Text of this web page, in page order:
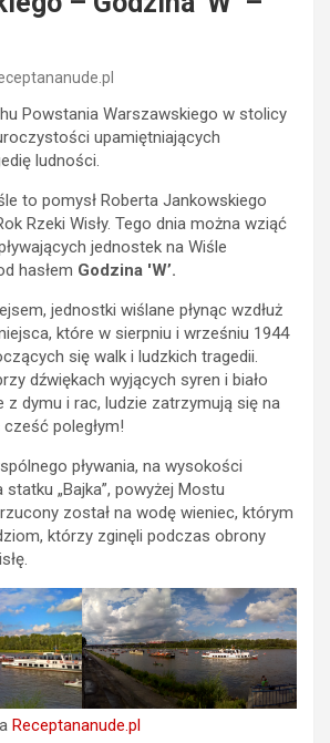
Powstania Warszawskiego w stolicy
upamiętniających
ludności.
to pomysł Roberta Jankowskiego
Rzeki Wisły. Tego dnia można wziąć
jednostek na Wiśle
hasłem Godzina 'W’.
jednostki wiślane płynąc wzdłuż
które w sierpniu i wrześniu 1944
się walk i ludzkich tragedii.
dźwiękach wyjących syren i biało
z dymu i rac, ludzie zatrzymują się na
poległym!
pływania, na wysokości
„Bajka”, powyżej Mostu
został na wodę wieniec, którym
którzy zginęli podczas obrony
Receptananude.pl